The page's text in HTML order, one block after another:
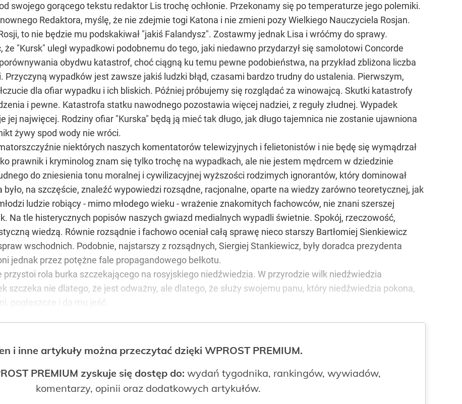
swojego gorącego tekstu redaktor Lis trochę ochłonie. Przekonamy się po temperaturze jego polemiki.
Redaktora, myślę, że nie zdejmie togi Katona i nie zmieni pozy Wielkiego Nauczyciela Rosjan.
to nie będzie mu podskakiwał "jakiś Falandysz". Zostawmy jednak Lisa i wróćmy do sprawy.
"Kursk" uległ wypadkowi podobnemu do tego, jaki niedawno przydarzył się samolotowi Concorde
obydwu katastrof, choć ciągną ku temu pewne podobieństwa, na przykład zbliżona liczba
wypadków jest zawsze jakiś ludzki błąd, czasami bardzo trudny do ustalenia. Pierwszym,
dla ofiar wypadku i ich bliskich. Później próbujemy się rozglądać za winowajcą. Skutki katastrofy
i pewne. Katastrofa statku nawodnego pozostawia więcej nadziei, z reguły złudnej. Wypadek
jej najwięcej. Rodziny ofiar "Kurska" będą ją mieć tak długo, jak długo tajemnica nie zostanie ujawniona
żywy spod wody nie wróci.
niektórych naszych komentatorów telewizyjnych i felietonistów i nie będę się wymądrzał
prawnik i kryminolog znam się tylko trochę na wypadkach, ale nie jestem mędrcem w dziedzinie
do zniesienia tonu moralnej i cywilizacyjnej wyższości rodzimych ignorantów, który dominował
było, na szczęście, znaleźć wypowiedzi rozsądne, racjonalne, oparte na wiedzy zarówno teoretycznej, jak
ludzie robiący - mimo młodego wieku - wrażenie znakomitych fachowców, nie znani szerszej
Na tle histerycznych popisów naszych gwiazd medialnych wypadli świetnie. Spokój, rzeczowość,
wiedzą. Równie rozsądnie i fachowo oceniał całą sprawę nieco starszy Bartłomiej Sienkiewicz
wschodnich. Podobnie, najstarszy z rozsądnych, Siergiej Stankiewicz, były doradca prezydenta
jednak przez potężne fale propagandowego bełkotu.
przystoi rola burka szczekającego na rosyjskiego niedźwiedzia. W przyrodzie wilk niedźwiedzia
szczeka nie dlatego, że jest odważny, ale dlatego, że służy swojemu panu, który niedźwiedzia pokona,
pogłaszcze i da mu jeść.
i inne artykuły można przeczytać dzięki WPROST PREMIUM.
PREMIUM zyskuje się dostęp do: wydań tygodnika, rankingów, wywiadów,
komentarzy, opinii oraz dodatkowych artykułów.